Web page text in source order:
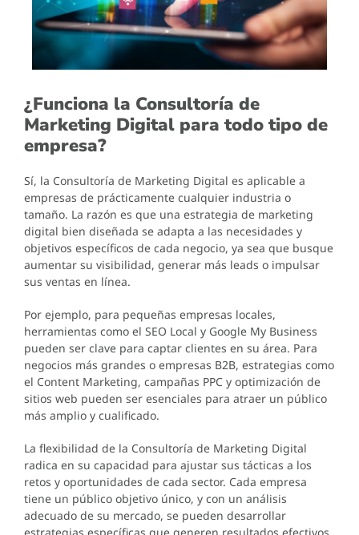
¿Funciona la Consultoría de
Marketing Digital para todo tipo de
empresa?
Sí, la Consultoría de Marketing Digital es aplicable a
empresas de prácticamente cualquier industria o
tamaño. La razón es que una estrategia de marketing
digital bien diseñada se adapta a las necesidades y
objetivos específicos de cada negocio, ya sea que busque
aumentar su visibilidad, generar más leads o impulsar
sus ventas en línea.
Por ejemplo, para pequeñas empresas locales,
herramientas como el SEO Local y Google My Business
pueden ser clave para captar clientes en su área. Para
negocios más grandes o empresas B2B, estrategias como
el Content Marketing, campañas PPC y optimización de
sitios web pueden ser esenciales para atraer un público
más amplio y cualificado.
La flexibilidad de la Consultoría de Marketing Digital
radica en su capacidad para ajustar sus tácticas a los
retos y oportunidades de cada sector. Cada empresa
tiene un público objetivo único, y con un análisis
adecuado de su mercado, se pueden desarrollar